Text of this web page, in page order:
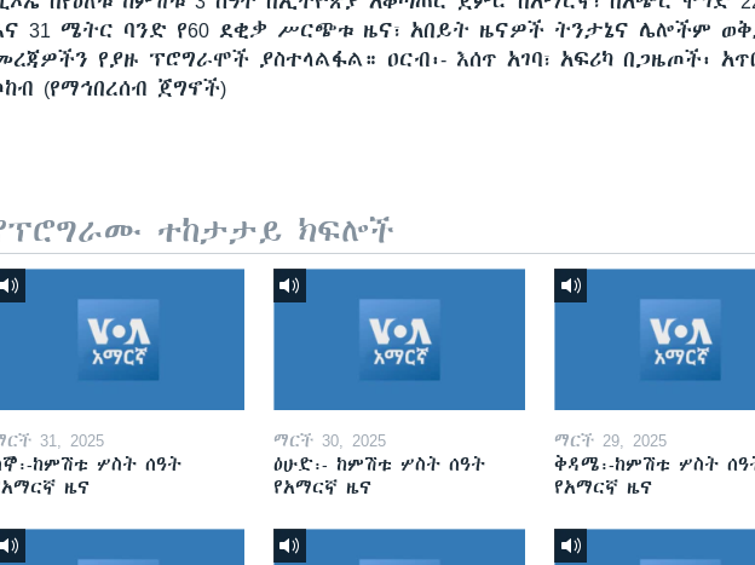
31 ሜትር ባንድ የ60 ደቂቃ ሥርጭቱ ዜና፣ አበይት ዜናዎች ትንታኔና ሌሎችም
የያዙ ፕሮግራሞች ያስተላልፋል። ዐርብ፡- እሰጥ አገባ፣ አፍሪካ በጋዜጦች፡
(የማኅበረሰብ ጀግኖች)
ተከታታይ ክፍሎች
31, 2025
ከምሽቱ ሦስት ሰዓት
ዜና
ማርች 30, 2025
ዕሁድ፡- ከምሽቱ ሦስት ሰዓት
የአማርኛ ዜና
ማርች 29, 2025
ቅዳሜ፡-ከምሽቱ ሦስት
የአማርኛ ዜና